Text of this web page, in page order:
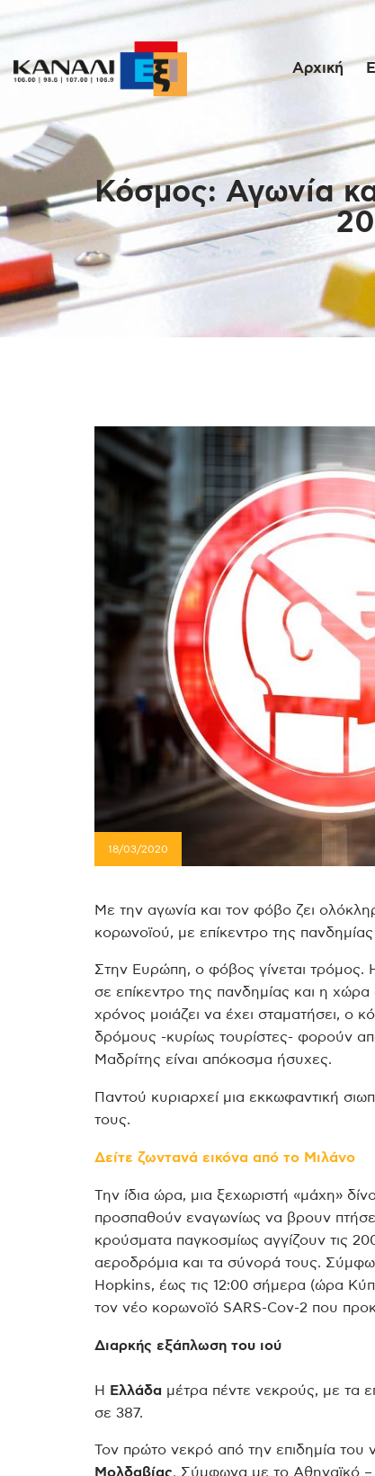
Αρχική
Κόσμος: Αγωνία
18/03/2020
Με την αγωνία και τον φόβο ζει
κορωνοϊού, με επίκεντρο της
Στην Ευρώπη, ο φόβος γίνεται τρόμος.
σε επίκεντρο της πανδημίας και η
χρόνος μοιάζει να έχει σταματήσει, ο
δρόμους -κυρίως τουρίστες- φορούν
Μαδρίτης είναι απόκοσμα ήσυχες.
Παντού κυριαρχεί μια εκκωφαντική
τους.
Δείτε ζωντανά εικόνα από το Μιλάνο
Την ίδια ώρα, μια ξεχωριστή «μάχη»
προσπαθούν εναγωνίως να βρουν
κρούσματα παγκοσμίως αγγίζουν τις
αεροδρόμια και τα σύνορά τους.
Hopkins, έως τις 12:00 σήμερα (ώρα
τον νέο κορωνοϊό SARS-Cov-2 που
Διαρκής εξάπλωση του ιού
Η Ελλάδα μέτρα πέντε νεκρούς, με τα
σε 387.
Τον πρώτο νεκρό από την επιδημία
Μολδαβίας. Σύμφωνα με το Αθηναϊκό –